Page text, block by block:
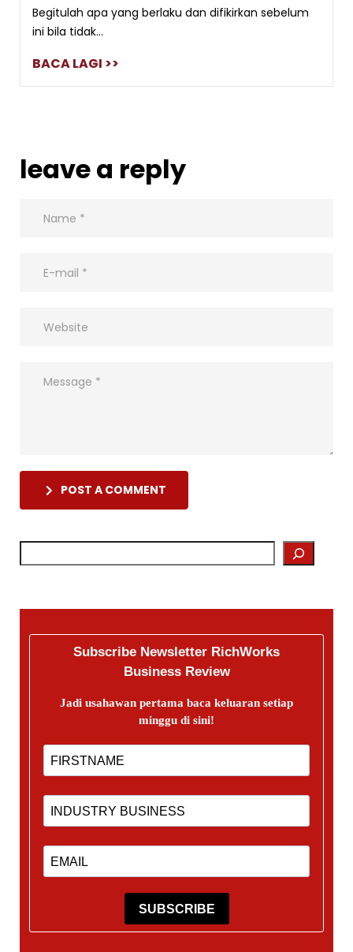
Begitulah apa yang berlaku dan difikirkan sebelum
ini bila tidak...
BACA LAGI >>
leave a reply
POST A COMMENT
Subscribe Newsletter RichWorks
Business Review
Jadi usahawan pertama baca keluaran setiap
minggu di sini!
SUBSCRIBE